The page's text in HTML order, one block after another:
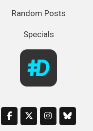
Random Posts
Specials